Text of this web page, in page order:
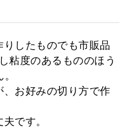
したものでも市販品
粘度のあるもののほう
お好みの切り方で作
です。